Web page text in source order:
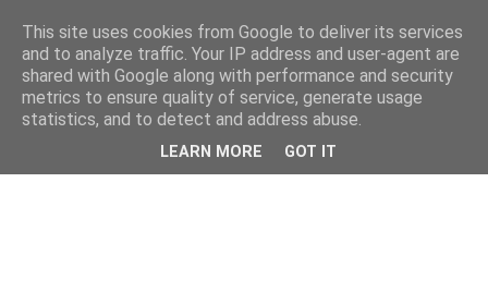
This site uses cookies from Google to deliver its services
and to analyze traffic. Your IP address and user-agent are
shared with Google along with performance and security
metrics to ensure quality of service, generate usage
statistics, and to detect and address abuse.
LEARN MORE GOT IT